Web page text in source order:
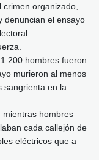
organizado,
denuncian el ensayo
hombres fueron
murieron al menos
sangrienta en la
mientras hombres
cada callejón de
eléctricos que a